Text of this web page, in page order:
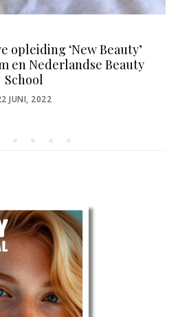
opleiding ‘New Beauty’
en Nederlandse Beauty
School
JUNI, 2022